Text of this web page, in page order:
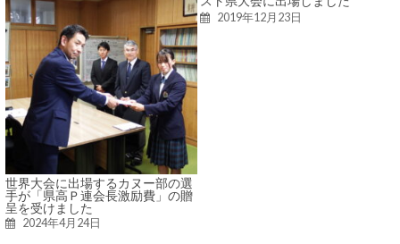
世界大会に出場するカヌー部の選
手が「県高Ｐ連会長激励費」の贈
呈を受けました
2024年4月24日
2019年12月23日